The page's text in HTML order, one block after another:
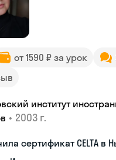
от 1590 ₽ за урок
институт
• 2003 г.
сертификат CELTA в